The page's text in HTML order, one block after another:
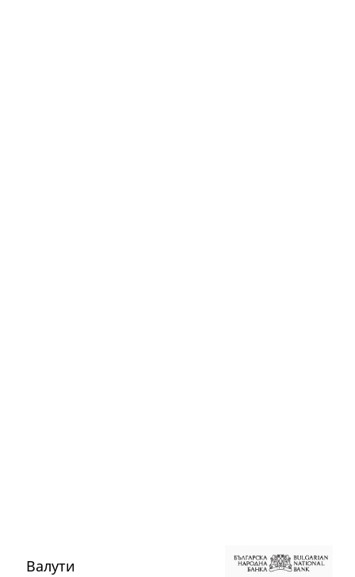
Валути